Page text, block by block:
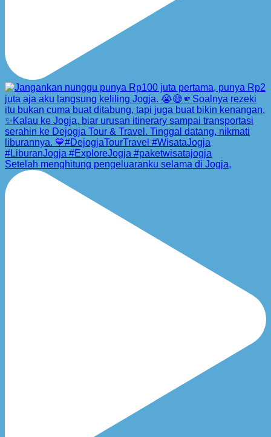
Setelah menghitung pengeluaranku selama di Jogja,